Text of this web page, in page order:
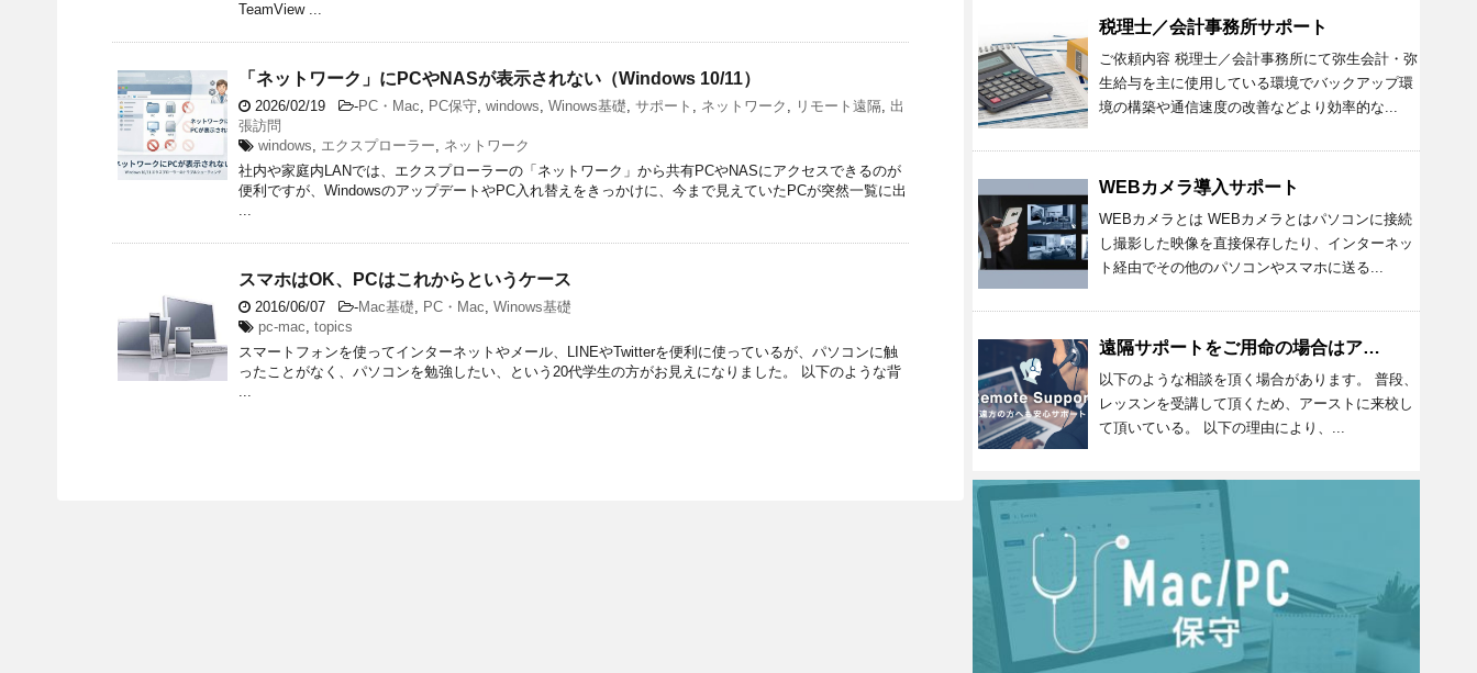
TeamView ...
「ネットワーク」にPCやNASが表示されない（Windows 10/11）
2026/02/19 -PC・Mac, PC保守, windows, Winows基礎, サポート , ネットワーク , リモート遠隔, 出
張訪問
windows, エクスプローラー, ネットワーク
社内や家庭内LANでは、エクスプローラーの「ネットワーク」から共有PCやNASにアクセスできるのが
便利ですが、WindowsのアップデートやPC入れ替えをきっかけに、今まで見えていたPCが突然一覧に出
...
スマホはOK、PCはこれからというケース
2016/06/07 -Mac基礎, PC・Mac, Winows基礎
pc-mac, topics
スマートフォンを使ってインターネットやメール、LINEやTwitterを便利に使っているが、パソコンに触
ったことがなく、パソコンを勉強したい、という20代学生の方がお見えになりました。 以下のような背
...
税理士／会計事務所サポート
ご依頼内容 税理士／会計事務所にて弥生会計・弥
生給与を主に使用している環境でバックアップ環
境の構築や通信速度の改善などより効率的な...
WEBカメラ導入サポート
WEBカメラとは WEBカメラとはパソコンに接続
し撮影した映像を直接保存したり、インターネッ
ト経由でその他のパソコンやスマホに送る...
遠隔サポートをご用命の場合はアーストまで
以下のような相談を頂く場合があります。 普段、
レッスンを受講して頂くため、アーストに来校し
て頂いている。 以下の理由により、...